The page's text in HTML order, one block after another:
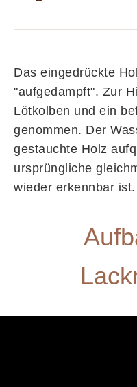
Das eingedrückte
"aufgedampft". Zur
Lötkolben und ein
genommen. Der
gestauchte Holz
ursprüngliche
wieder erkennbar ist.